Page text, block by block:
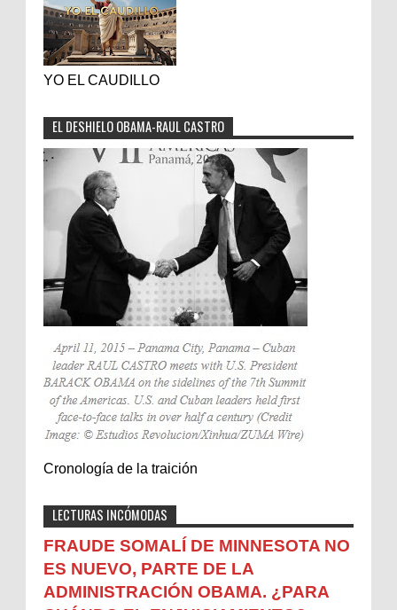
YO EL CAUDILLO
EL DESHIELO OBAMA-RAUL CASTRO
Cronología de la traición
LECTURAS INCÓMODAS
FRAUDE SOMALÍ DE MINNESOTA NO
ES NUEVO, PARTE DE LA
ADMINISTRACIÓN OBAMA. ¿PARA